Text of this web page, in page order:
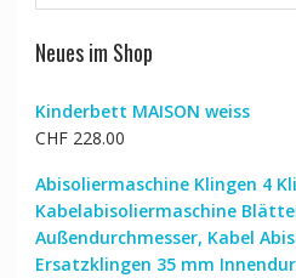
Neues im Shop
Kinderbett MAISON weiss
CHF228.00
Abisoliermaschine Klingen 4
Kabelabisoliermaschine
Außendurchmesser, Kabel
Ersatzklingen 35 mm